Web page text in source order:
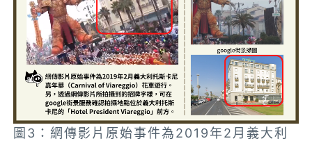
圖3：網傳影片原始事件為2019年2月義大利